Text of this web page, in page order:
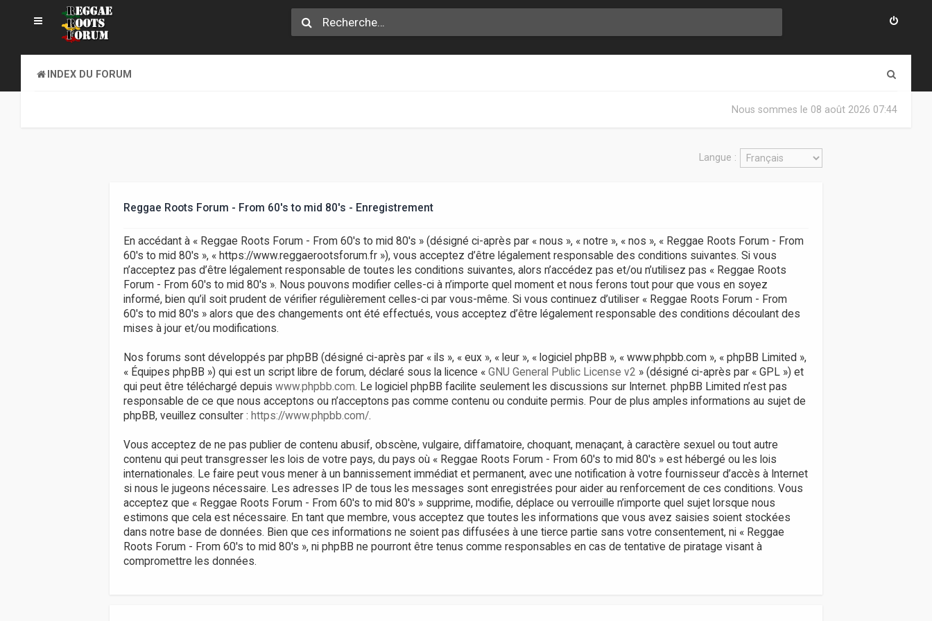
INDEX DU FORUM
Nous sommes le 08 août 2026 07:44
Langue :
Reggae Roots Forum - From 60's to mid 80's - Enregistrement
En accédant à « Reggae Roots Forum - From 60's to mid 80's » (désigné ci-après par « nous », « notre », « nos », « Reggae Roots Forum - From
60's to mid 80's », « https://www.reggaerootsforum.fr »), vous acceptez d’être légalement responsable des conditions suivantes. Si vous
n’acceptez pas d’être légalement responsable de toutes les conditions suivantes, alors n’accédez pas et/ou n’utilisez pas « Reggae Roots
Forum - From 60's to mid 80's ». Nous pouvons modifier celles-ci à n’importe quel moment et nous ferons tout pour que vous en soyez
informé, bien qu’il soit prudent de vérifier régulièrement celles-ci par vous-même. Si vous continuez d’utiliser « Reggae Roots Forum - From
60's to mid 80's » alors que des changements ont été effectués, vous acceptez d’être légalement responsable des conditions découlant des
mises à jour et/ou modifications.
Nos forums sont développés par phpBB (désigné ci-après par « ils », « eux », « leur », « logiciel phpBB », « www.phpbb.com », « phpBB Limited »,
« Équipes phpBB ») qui est un script libre de forum, déclaré sous la licence «GNU General Public License v2 » (désigné ci-après par « GPL ») et
qui peut être téléchargé depuiswww.phpbb.com. Le logiciel phpBB facilite seulement les discussions sur Internet. phpBB Limited n’est pas
responsable de ce que nous acceptons ou n’acceptons pas comme contenu ou conduite permis. Pour de plus amples informations au sujet de
phpBB, veuillez consulter : https://www.phpbb.com/.
Vous acceptez de ne pas publier de contenu abusif, obscène, vulgaire, diffamatoire, choquant, menaçant, à caractère sexuel ou tout autre
contenu qui peut transgresser les lois de votre pays, du pays où « Reggae Roots Forum - From 60's to mid 80's » est hébergé ou les lois
internationales. Le faire peut vous mener à un bannissement immédiat et permanent, avec une notification à votre fournisseur d’accès à Internet
si nous le jugeons nécessaire. Les adresses IP de tous les messages sont enregistrées pour aider au renforcement de ces conditions. Vous
acceptez que « Reggae Roots Forum - From 60's to mid 80's » supprime, modifie, déplace ou verrouille n’importe quel sujet lorsque nous
estimons que cela est nécessaire. En tant que membre, vous acceptez que toutes les informations que vous avez saisies soient stockées
dans notre base de données. Bien que ces informations ne soient pas diffusées à une tierce partie sans votre consentement, ni « Reggae
Roots Forum - From 60's to mid 80's », ni phpBB ne pourront être tenus comme responsables en cas de tentative de piratage visant à
compromettre les données.